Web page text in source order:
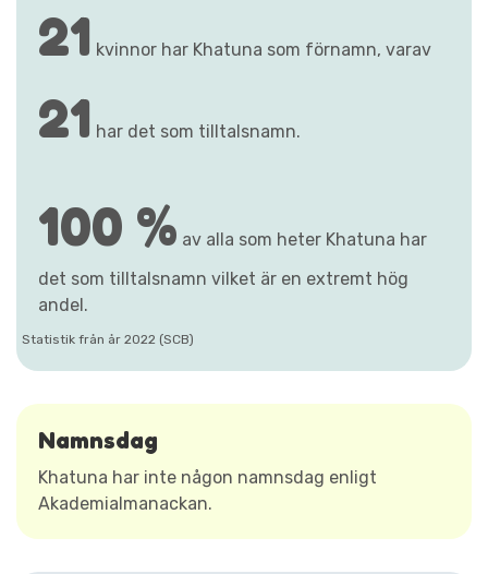
21 kvinnor har Khatuna som förnamn, varav
21 har det som tilltalsnamn.
100 % av alla som heter Khatuna har
det som tilltalsnamn vilket är en extremt hög
andel.
Statistik från år 2022 (SCB)
Namnsdag
Khatuna har inte någon namnsdag enligt
Akademialmanackan.